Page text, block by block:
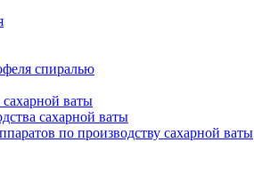
спиралью
ваты
сахарной ваты
по производству сахарной ваты